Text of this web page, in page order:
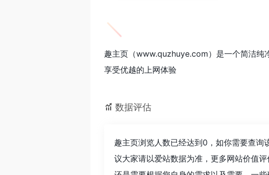
趣主页（www.quzhuye.com）是一个简洁纯
享受优越的上网体验
数据评估
趣主页浏览人数已经达到0，如你需要查询
议大家请以爱站数据为准，更多网站价值